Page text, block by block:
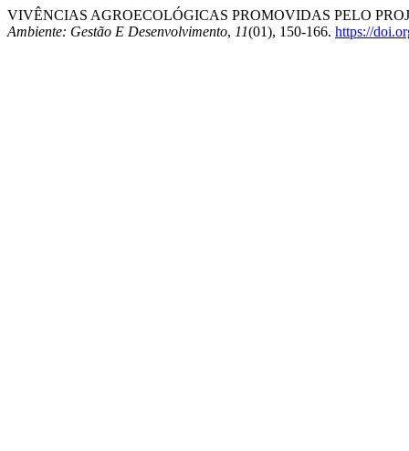
VIVÊNCIAS AGROECOLÓGICAS PROMOVIDAS PELO
Ambiente: Gestão E Desenvolvimento, 11(01), 150-166. https://